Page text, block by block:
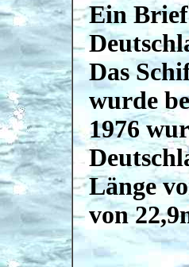
Ein
Das
wurde
1976
Länge
von